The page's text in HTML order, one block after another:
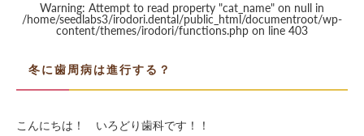
Warning: Attempt to read property "cat_name" on null in
/home/seedlabs3/irodori.dental/public_html/documentroot/wp-
content/themes/irodori/functions.php on line 403
冬に歯周病は進行する？
こんにちは！ いろどり歯科です！！